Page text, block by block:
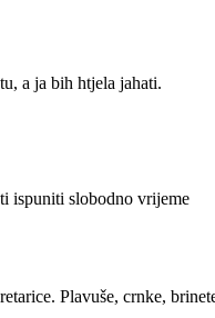
a ja bih htjela jahati.
ispuniti slobodno vrijeme
Plavuše, crnke,